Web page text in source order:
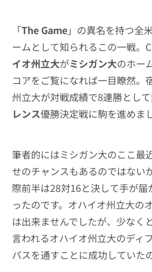
「The Game」の異名を持つ全
ームとして知られるこの一戦。
イオ州立大がミシガン大のホー
コアをご覧になれば一目瞭然。
州立大が対戦成績で8連勝とし
レンス優勝決定戦に駒を進めま
筆者的にはミシガン大のここ最
せのチャンスもあるのではない
際前半は28対16と決して手が
ったのです。オハイオ州立大の
は出来ませんでしたが、少なく
言われるオハイオ州立大のディ
パスを通すことに成功していた